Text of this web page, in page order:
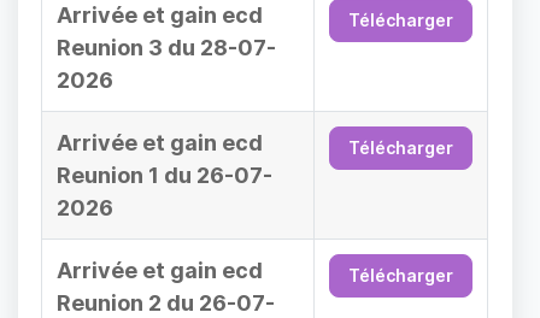
Arrivée et gain ecd
Reunion 3 du 28-07-
2026
Télécharger
Arrivée et gain ecd
Reunion 1 du 26-07-
2026
Télécharger
Arrivée et gain ecd
Reunion 2 du 26-07-
Télécharger